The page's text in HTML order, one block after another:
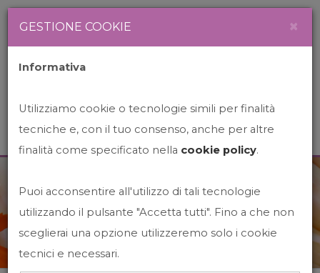
News&Events
GESTIONE COOKIE ×
Informativa
Utilizziamo cookie o tecnologie simili per finalità
tecniche e, con il tuo consenso, anche per altre
finalità come specificato nella cookie policy.
Puoi acconsentire all'utilizzo di tali tecnologie
utilizzando il pulsante "Accetta tutti". Fino a che non
sceglierai una opzione utilizzeremo solo i cookie
tecnici e necessari.